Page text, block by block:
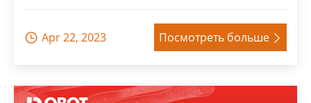
 Apr 22, 2023 Посмотреть больше 